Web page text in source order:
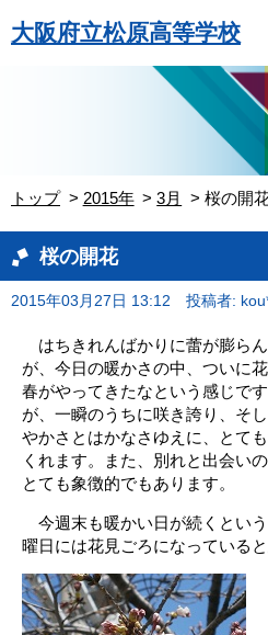
大阪府立松原高等学校
トップ 2015年 3月 桜の開
桜の開花
2015年03月27日 13:12 投稿者:
はちきれんばかりに蕾が膨ら
が、今日の暖かさの中、ついに
春がやってきたなという感じで
が、一瞬のうちに咲き誇り、そ
やかさとはかなさゆえに、とて
くれます。また、別れと出会い
とても象徴的でもあります。
今週末も暖かい日が続くとい
曜日には花見ごろになっていると